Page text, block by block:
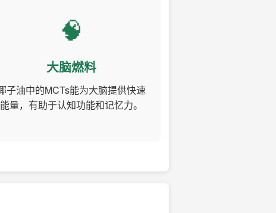
🧠
大脑燃料
子油中的MCTs能为大脑提供快速
能量，有助于认知功能和记忆力。